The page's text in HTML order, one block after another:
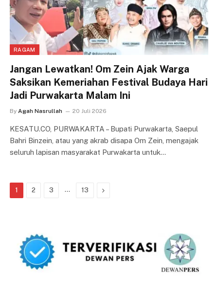
RAGAM
Jangan Lewatkan! Om Zein Ajak Warga
Saksikan Kemeriahan Festival Budaya Hari
Jadi Purwakarta Malam Ini
By Agah Nasrullah 20 Juli 2026
KESATU.CO, PURWAKARTA – Bupati Purwakarta, Saepul
Bahri Binzein, atau yang akrab disapa Om Zein, mengajak
seluruh lapisan masyarakat Purwakarta untuk…
1 2 3 … 13 Next